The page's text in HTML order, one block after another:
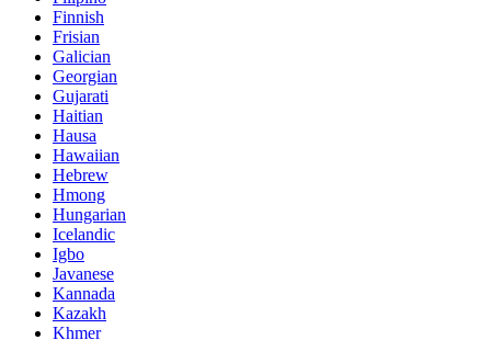
Finnish
Frisian
Galician
Georgian
Gujarati
Haitian
Hausa
Hawaiian
Hebrew
Hmong
Hungarian
Icelandic
Igbo
Javanese
Kannada
Kazakh
Khmer